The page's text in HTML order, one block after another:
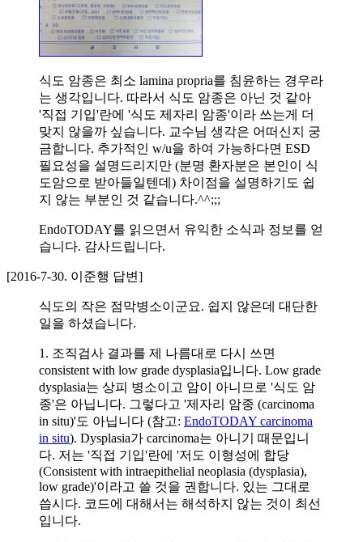
식도 암종은 최소 lamina propria를 침윤하는 경우라
는 생각입니다. 따라서 식도 암종은 아닌 것 같아
'직접 기입'란에 '식도 제자리 암종'이라 쓰는게 더
맞지 않을까 싶습니다. 교수님 생각은 어떠신지 궁
금합니다. 추가적인 w/u을 하여 가능하다면 ESD
필요성을 설명드리지만 (분명 환자분은 본인이 식
도암으로 받아들일텐데) 차이점을 설명하기도 쉽
지 않는 부분인 것 같습니다.^^;;;
EndoTODAY를 읽으면서 유익한 소식과 정보를 얻
습니다. 감사드립니다.
[2016-7-30. 이준행 답변]
식도의 작은 점막병소이군요. 쉽지 않은데 대단한
일을 하셨습니다.
1. 조직검사 결과를 제 나름대로 다시 쓰면
consistent with low grade dysplasia입니다. Low grade
dysplasia는 상피 병소이고 암이 아니므로 '식도 암
종'은 아닙니다. 그렇다고 '제자리 암종 (carcinoma
in situ)'도 아닙니다 (참고: EndoTODAY carcinoma
in situ). Dysplasia가 carcinoma는 아니기 때문입니
다. 저는 '직접 기입'란에 '저도 이형성에 합당
(Consistent with intraepithelial neoplasia (dysplasia),
low grade)'이라고 쓸 것을 권합니다. 있는 그대로
씁시다. 코드에 대해서는 해석하지 않는 것이 최선
입니다.